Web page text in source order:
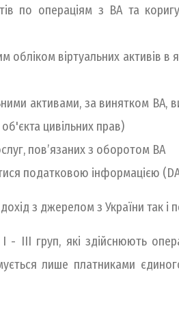
по операціям з ВА та
віртуальних активів в
активами, за винятком ВА,
цивільних прав)
пов’язаних з оборотом ВА
податковою інформацією
з джерелом з України так
ІІІ груп, які здійснюють
лише платниками